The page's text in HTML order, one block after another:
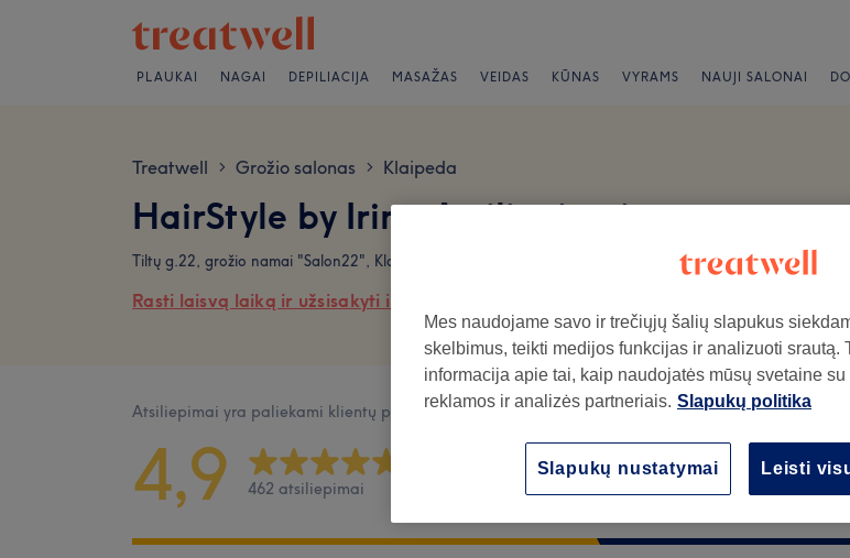
PLAUKAI NAGAI DEPILIACIJA MASAŽAS VEIDAS KŪNAS VYRAMS NAUJI SALONAI
Treatwell > Grožio salonas > Klaipeda
HairStyle by Irina Atsiliepimai
Tiltų g.22, grožio namai "Salon22", Klaipėda
Rasti laisvą laiką ir užsisakyti internetu
Atsiliepimai yra paliekami klientų po jų apsilankymo salone.
4,9 462 atsiliepimai
Atmosfera
Švara
Mes naudojame savo ir trečiųjų šalių slapukus
skelbimus, teikti medijos funkcijas ir analizuoti srautą.
informacija apie tai, kaip naudojatės mūsų svetaine
reklamos ir analizės partneriais. Slapukų politika
Leisti
Slapukų nustatymai